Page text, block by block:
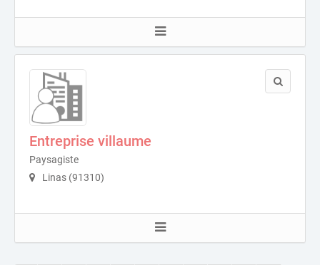
Entreprise villaume
Paysagiste
Linas (91310)